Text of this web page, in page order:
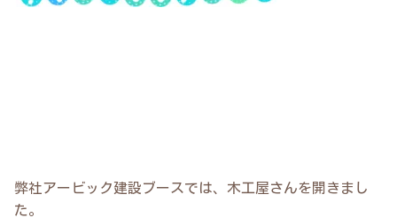
弊社アービック建設ブースでは、木工屋さんを開きまし
た。